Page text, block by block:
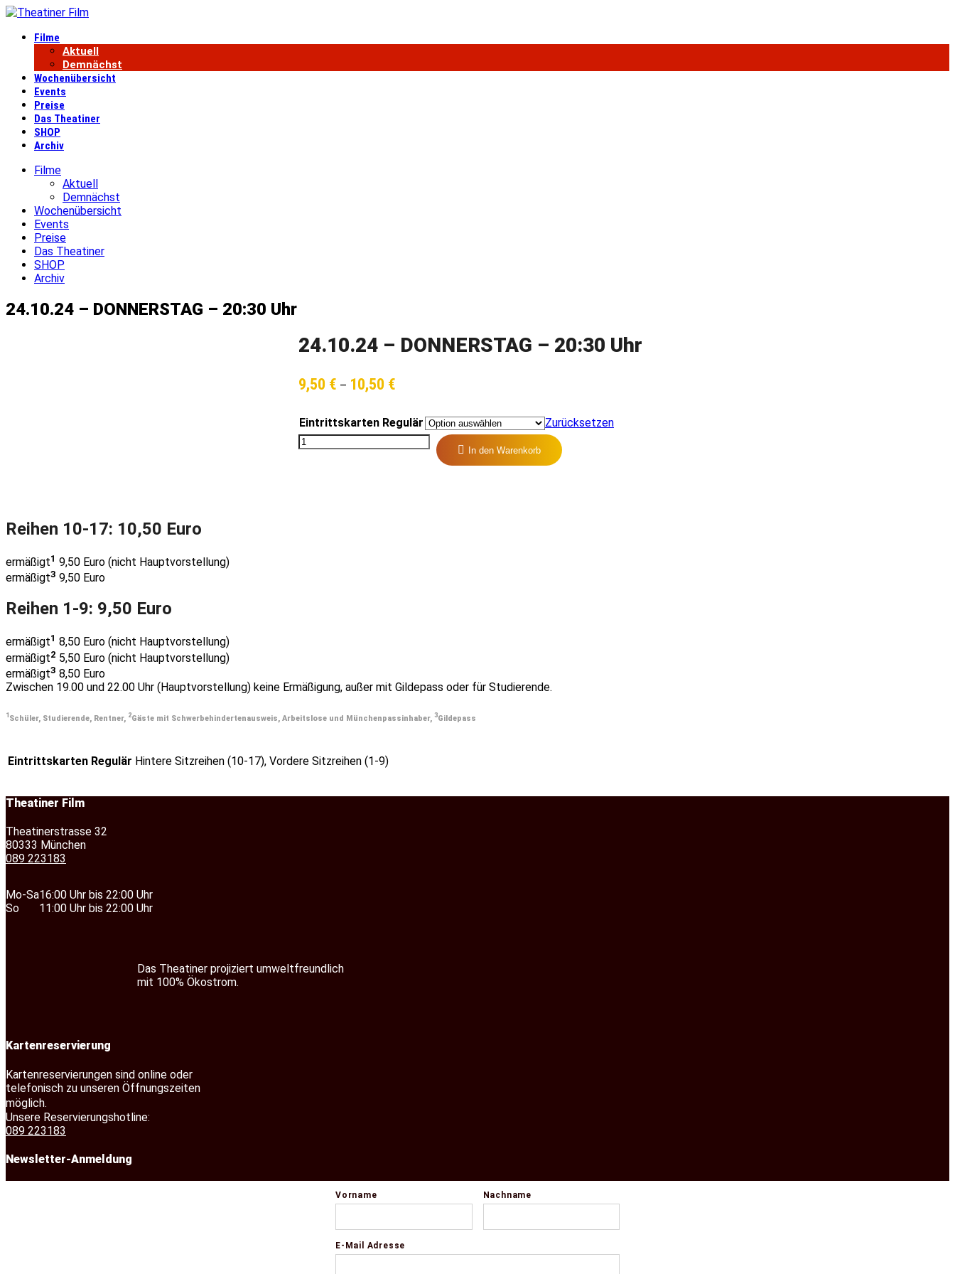
Filme
Aktuell
Demnächst
Wochenübersicht
Events
Preise
Das Theatiner
SHOP
Archiv
Filme
Aktuell
Demnächst
Wochenübersicht
Events
Preise
Das Theatiner
SHOP
Archiv
24.10.24 – DONNERSTAG – 20:30 Uhr
24.10.24 – DONNERSTAG – 20:30 Uhr
9,50 € – 10,50 €
10,50 €
Eintrittskarten Regulär Zurücksetzen
In den Warenkorb
Reihen 10-17: 10,50 Euro
ermäßigt1 9,50 Euro (nicht Hauptvorstellung)
ermäßigt3 9,50 Euro
Reihen 1-9: 9,50 Euro
ermäßigt1 8,50 Euro (nicht Hauptvorstellung)
ermäßigt2 5,50 Euro (nicht Hauptvorstellung)
ermäßigt3 8,50 Euro
Zwischen 19.00 und 22.00 Uhr (Hauptvorstellung) keine Ermäßigung, außer mit Gildepass oder für Studierende.
1 Schüler, Studierende, Rentner, 2Gäste mit Schwerbehindertenausweis, Arbeitslose und Münchenpassinhaber, 3Gildepass
Eintrittskarten Regulär Hintere Sitzreihen (10-17), Vordere Sitzreihen (1-9)
Theatiner Film
Theatinerstrasse 32
80333 München
089 223183
Mo-Sa
So
16:00 Uhr bis 22:00 Uhr
11:00 Uhr bis 22:00 Uhr
Das Theatiner projiziert umweltfreundlich
mit 100% Ökostrom.
Kartenreservierung
Kartenreservierungen sind online oder
telefonisch zu unseren Öffnungszeiten
möglich.
Unsere Reservierungshotline:
089 223183
Newsletter-Anmeldung